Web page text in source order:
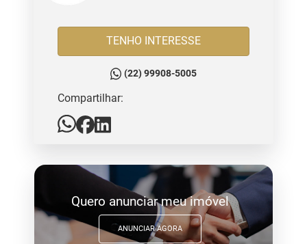
TENHO INTERESSE
(22) 99908-5005
Compartilhar:
Quero anunciar meu imóvel
ANUNCIAR AGORA